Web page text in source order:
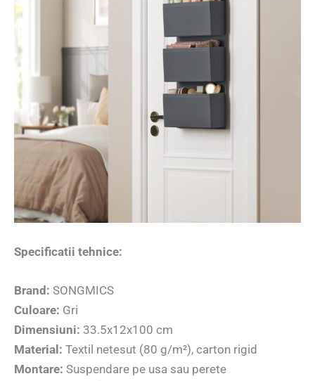
Specificatii tehnice:
Brand: SONGMICS
Culoare: Gri
Dimensiuni: 33.5x12x100 cm
Material: Textil netesut (80 g/m²), carton rigid
Montare: Suspendare pe usa sau perete